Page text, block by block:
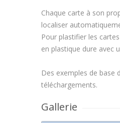
Chaque carte à son
localiser
Pour plastifier les
en plastique dure avec
Des exemples de base
téléchargements.
Gallerie